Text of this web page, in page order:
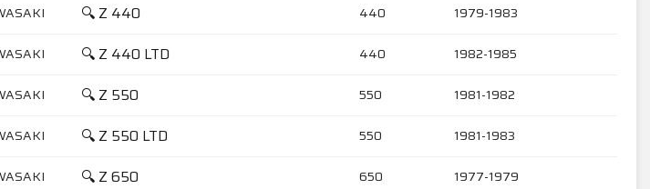
🔍 Z 440 440 1979-1983
🔍 Z 440 LTD 440 1982-1985
🔍 Z 550 550 1981-1982
🔍 Z 550 LTD 550 1981-1983
🔍 Z 650 650 1977-1979